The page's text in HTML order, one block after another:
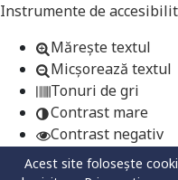
Instrumente de
Mărește textul
Micșorează textul
Tonuri de gri
Contrast mare
Contrast negativ
Fundal luminos
Acest site folosește